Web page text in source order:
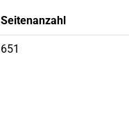
Seitenanzahl
651